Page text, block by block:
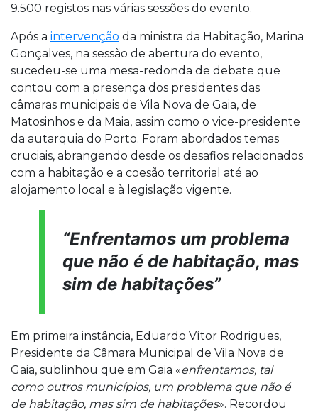
9.500 registos nas várias sessões do evento.
Após a intervenção da ministra da Habitação, Marina
Gonçalves, na sessão de abertura do evento,
sucedeu-se uma mesa-redonda de debate que
contou com a presença dos presidentes das
câmaras municipais de Vila Nova de Gaia, de
Matosinhos e da Maia, assim como o vice-presidente
da autarquia do Porto. Foram abordados temas
cruciais, abrangendo desde os desafios relacionados
com a habitação e a coesão territorial até ao
alojamento local e à legislação vigente.
“Enfrentamos um problema
que não é de habitação, mas
sim de habitações”
Em primeira instância, Eduardo Vítor Rodrigues,
Presidente da Câmara Municipal de Vila Nova de
Gaia, sublinhou que em Gaia «enfrentamos, tal
como outros municípios, um problema que não é
de habitação, mas sim de habitações». Recordou